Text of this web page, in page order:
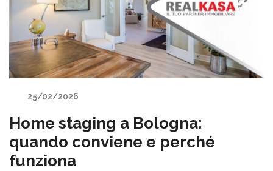
25/02/2026
Home staging a Bologna:
quando conviene e perché
funziona